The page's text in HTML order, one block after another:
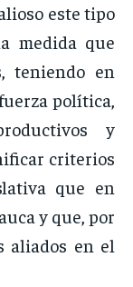
este tipo
medida que
teniendo en
política,
y
criterios
que en
y que, por
aliados en el